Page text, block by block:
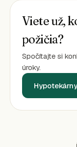
Viete už,
požičia?
Spočítajte si
úroky.